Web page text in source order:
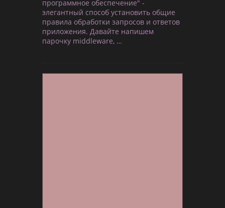
программное обеспечение" -
элегантный способ установить общие
правила обработки запросов и ответов
приложения. Давайте напишем
парочку middleware, …